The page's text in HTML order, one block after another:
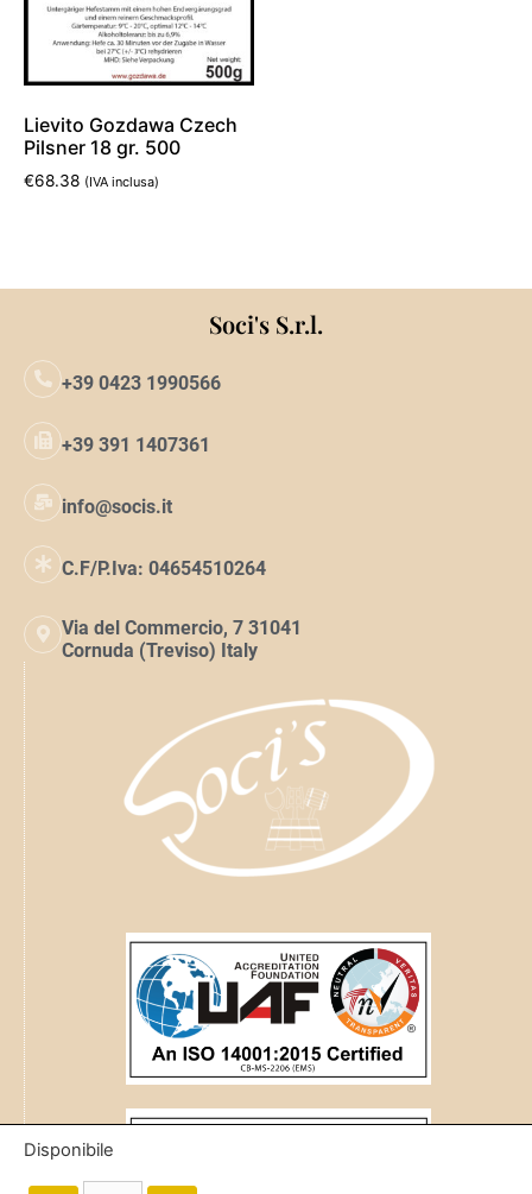
Disponibile
Lievito Gozdawa Czech
Pilsner 18 gr. 500
€68.38 (IVA inclusa)
Soci's S.r.l.
+39 0423 1990566
+39 391 1407361
info@socis.it
C.F/P.Iva: 04654510264
Via del Commercio, 7 31041
Cornuda (Treviso) Italy